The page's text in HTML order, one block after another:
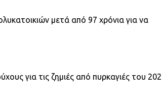
μετά από 97 χρόνια για να
για τις ζημιές από πυρκαγιές του